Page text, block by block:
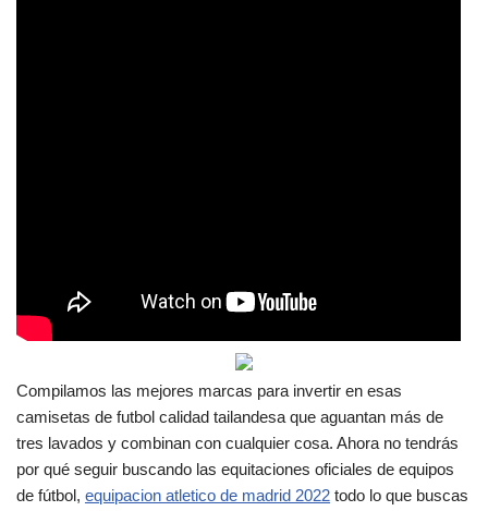
Compilamos las mejores marcas para invertir en esas
camisetas de futbol calidad tailandesa que aguantan más de
tres lavados y combinan con cualquier cosa. Ahora no tendrás
por qué seguir buscando las equitaciones oficiales de equipos
de fútbol, equipacion atletico de madrid 2022 todo lo que buscas